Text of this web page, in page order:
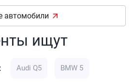
автомобили
ищут
Audi Q5 BMW 5